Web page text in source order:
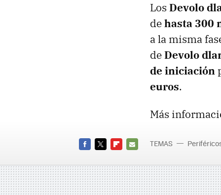
Los Devolo
dehasta 300
a la misma
deDevolo
de iniciación
euros.
Más
MAIL
TEMAS